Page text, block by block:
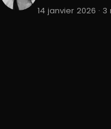
14 janvier 2026 ·